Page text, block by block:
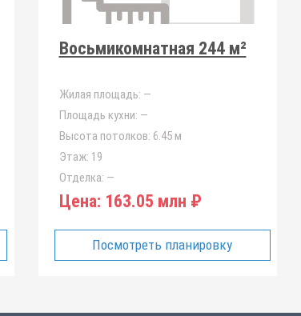
Восьмикомнатная 244 м²
Жилая площадь: —
Площадь кухни: —
Высота потолков: 6.45 м
Этаж: 19
Отделка: —
Цена: 163.05 млн ₽
Посмотреть планировку